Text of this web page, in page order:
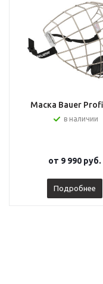
Маска Bauer
в наличии
от 9 990 руб.
Подробнее